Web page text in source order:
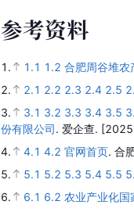
参考资料
1. 1.1 1.2 合肥周谷堆农
2.
2.1 2.2 2.3 2.4 2.5
3.
3.1 3.2 3.3 3.4 3.5
份有限公司. 爱企查.
4.
4.1 4.2 官网首页. 合
5.
5.1 5.2 5.3 5.4 5.5
6.
6.1 6.2 农业产业化